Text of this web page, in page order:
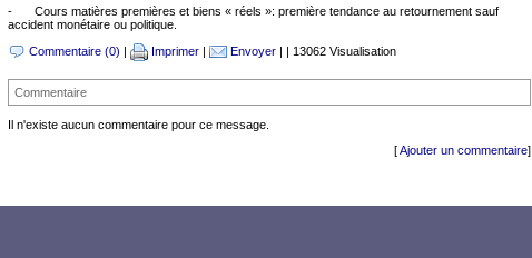
-
Cours matières premières et biens « réels »: première tendance au retournement sauf
accident monétaire ou politique.
Commentaire (0) | Imprimer | Envoyer | | 13062 Visualisation
Commentaire
Il n'existe aucun commentaire pour ce message.
[Ajouter un commentaire]